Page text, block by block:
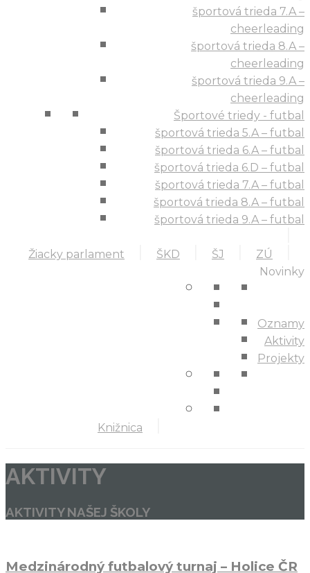
športová trieda 7.A –
cheerleading
športová trieda 8.A –
cheerleading
športová trieda 9.A –
cheerleading
Športové triedy - futbal
športová trieda 5.A – futbal
športová trieda 6.A – futbal
športová trieda 6.D – futbal
športová trieda 7.A – futbal
športová trieda 8.A – futbal
športová trieda 9.A – futbal
Žiacky parlament ŠKD ŠJ ZÚ
Knižnica
Novinky
Oznamy
Aktivity
Projekty
AKTIVITY
AKTIVITY NAŠEJ ŠKOLY
Medzinárodný futbalový turnaj – Holice ČR